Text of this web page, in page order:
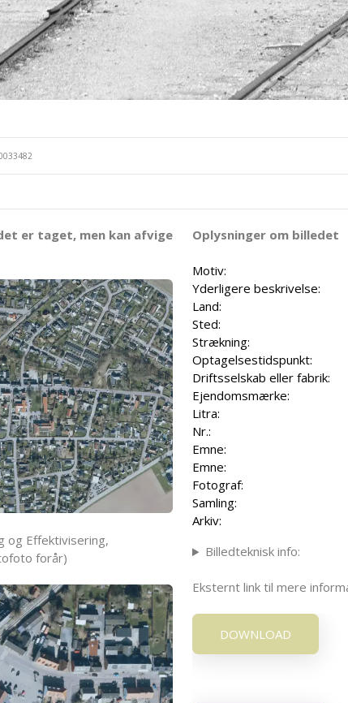
er taget, men kan afvige
og Effektivisering,
forår)
Oplysninger om billedet
Motiv:
Yderligere beskrivelse:
Land:
Sted:
Strækning:
Optagelsestidspunkt:
Driftsselskab eller fabrik:
Ejendomsmærke:
Litra:
Nr.:
Emne:
Emne:
Fotograf:
Samling:
Arkiv:
Billedteknisk info:
Eksternt link til mere
DOWNLOAD